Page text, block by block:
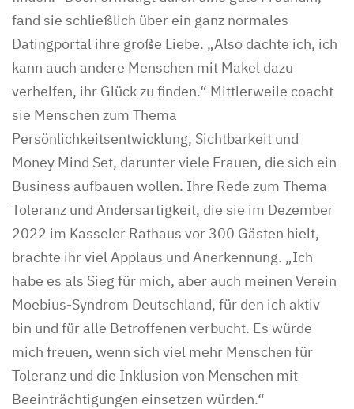
fand sie schließlich über ein ganz normales
Datingportal ihre große Liebe. „Also dachte ich, ich
kann auch andere Menschen mit Makel dazu
verhelfen, ihr Glück zu finden.“ Mittlerweile coacht
sie Menschen zum Thema
Persönlichkeitsentwicklung, Sichtbarkeit und
Money Mind Set, darunter viele Frauen, die sich ein
Business aufbauen wollen. Ihre Rede zum Thema
Toleranz und Andersartigkeit, die sie im Dezember
2022 im Kasseler Rathaus vor 300 Gästen hielt,
brachte ihr viel Applaus und Anerkennung. „Ich
habe es als Sieg für mich, aber auch meinen Verein
Moebius-Syndrom Deutschland, für den ich aktiv
bin und für alle Betroffenen verbucht. Es würde
mich freuen, wenn sich viel mehr Menschen für
Toleranz und die Inklusion von Menschen mit
Beeinträchtigungen einsetzen würden.“